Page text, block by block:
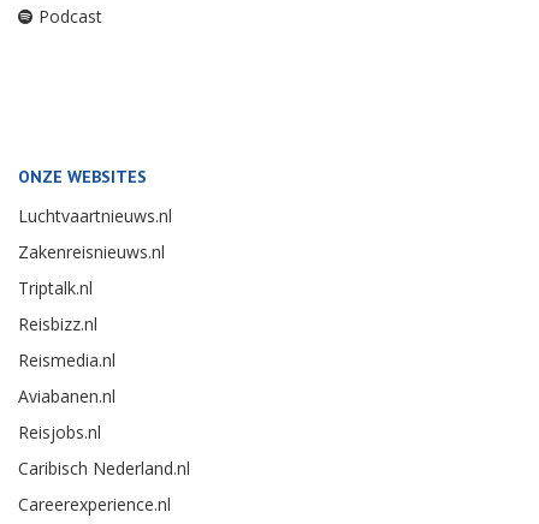
Podcast
ONZE WEBSITES
Luchtvaartnieuws.nl
Zakenreisnieuws.nl
Triptalk.nl
Reisbizz.nl
Reismedia.nl
Aviabanen.nl
Reisjobs.nl
Caribisch Nederland.nl
Careerexperience.nl